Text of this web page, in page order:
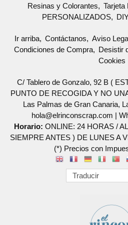
Resinas y Colorantes
Tarjeta
PERSONALIZADOS
Ir arriba Contáctanos Aviso
Condiciones de Compra
Desistir
Cookies
C/ Tablero de Gonzalo, 92 B (
PUNTO DE RECOGIDA Y NO
Las Palmas de Gran Canaria,
hola@elrinconscrap.com |
Horario: ONLINE: 24 HORAS /
SIEMPRE ANTES ) DE LUNES A
(*) Precios con